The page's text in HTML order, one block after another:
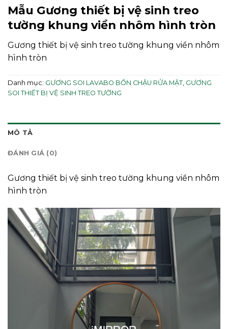
Mẫu Gương thiết bị vệ sinh treo
tường khung viền nhôm hình tròn
Gương thiết bị vệ sinh treo tường khung viền nhôm
hình tròn
Danh mục: GƯƠNG SOI LAVABO BỒN CHẬU RỬA MẶT, GƯƠNG
SOI THIẾT BỊ VỆ SINH TREO TƯỜNG
MÔ TẢ
ĐÁNH GIÁ (0)
Gương thiết bị vệ sinh treo tường khung viền nhôm
hình tròn